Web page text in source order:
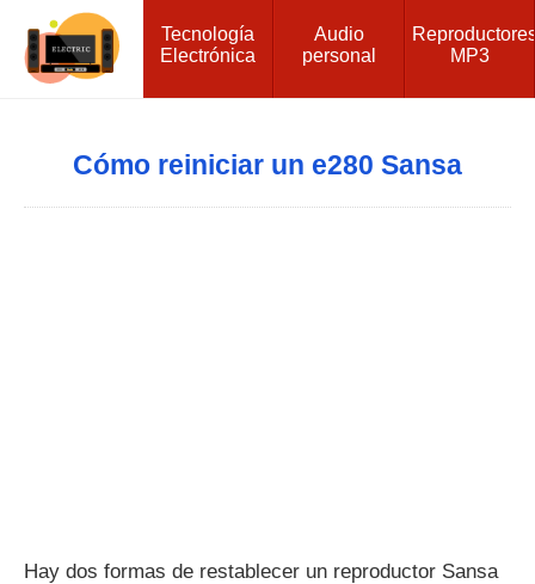
Tecnología
Electrónica
Audio
personal
MP3
Cómo reiniciar un e280 Sansa
Hay dos formas de restablecer un reproductor Sansa